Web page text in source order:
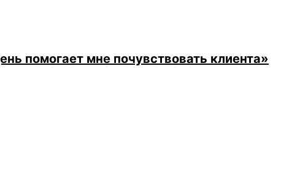
помогает мне почувствовать клиента»